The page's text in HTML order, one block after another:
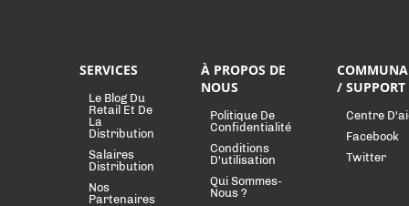
SERVICES
Le Blog Du
Retail Et De
La
Distribution
Salaires
Distribution
Nos
Partenaires
À PROPOS DE
NOUS
Politique De
Confidentialité
Conditions
D'utilisation
Qui Sommes-
Nous ?
/ SUPPORT
Centre
Facebook
Twitter